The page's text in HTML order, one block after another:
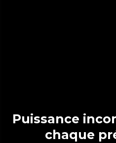
Puissance incomparable pour
chaque